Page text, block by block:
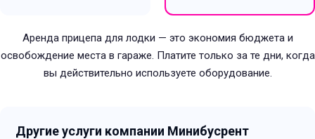
Аренда прицепа для лодки — это экономия бюджета и
освобождение места в гараже. Платите только за те дни, когда
вы действительно используете оборудование.
Другие услуги компании Минибусрент